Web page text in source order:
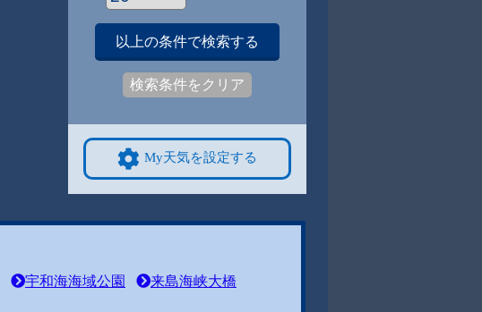
以上の条件で検索する
検索条件をクリア
My天気を設定する
宇和海海域公園
来島海峡大橋